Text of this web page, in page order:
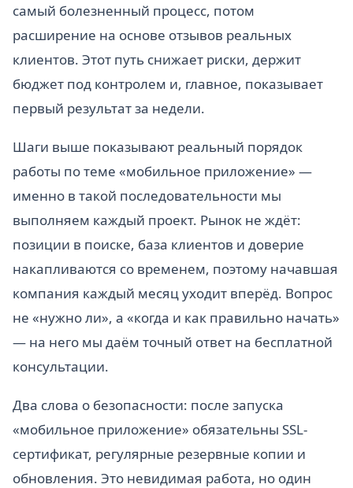
самый болезненный процесс, потом
расширение на основе отзывов реальных
клиентов. Этот путь снижает риски, держит
бюджет под контролем и, главное, показывает
первый результат за недели.
Шаги выше показывают реальный порядок
работы по теме «мобильное приложение» —
именно в такой последовательности мы
выполняем каждый проект. Рынок не ждёт:
позиции в поиске, база клиентов и доверие
накапливаются со временем, поэтому начавшая
компания каждый месяц уходит вперёд. Вопрос
не «нужно ли», а «когда и как правильно начать»
— на него мы даём точный ответ на бесплатной
консультации.
Два слова о безопасности: после запуска
«мобильное приложение» обязательны SSL-
сертификат, регулярные резервные копии и
обновления. Это невидимая работа, но один